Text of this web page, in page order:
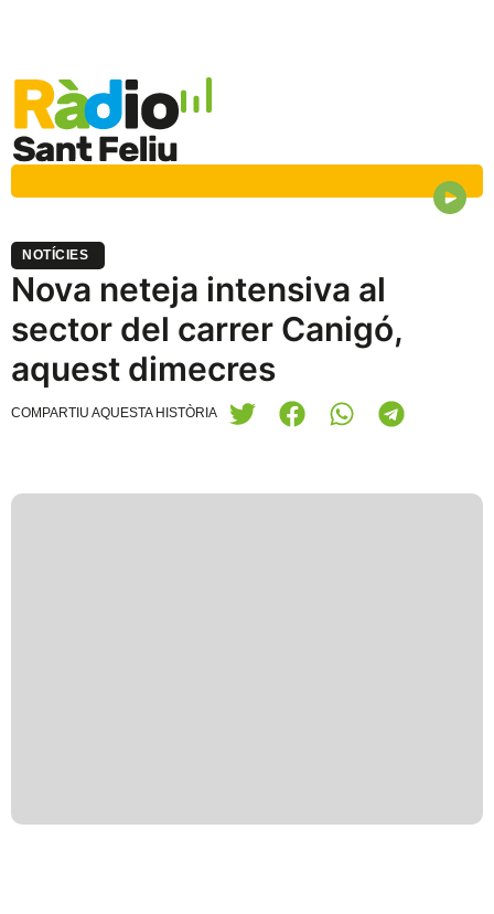
NOTÍCIES
Nova neteja intensiva al
sector del carrer Canigó,
aquest dimecres
COMPARTIU AQUESTA HISTÒRIA